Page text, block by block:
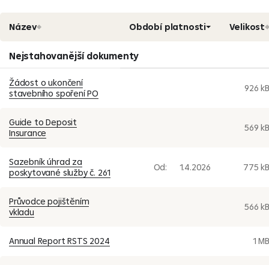
Dokumenty a sazebníky (26)
Formuláře pro fyzické osoby (30)
Formuláře pro právnické osoby (26)
Povinně uveřejňované informace (216)
Sdělení stavební spořitelny (5)
Archiv dokumentů (232)
Název Období platnosti Velikost
Nejstahovanější dokumenty
Žádost o ukončení
stavebního spoření PO
926 kB
Guide to Deposit
Insurance
569 kB
Sazebník úhrad za
poskytované služby č. 261
Od: 1.4.2026 775 kB
Průvodce pojištěním
vkladu
566 kB
Annual Report RSTS 2024 1 MB